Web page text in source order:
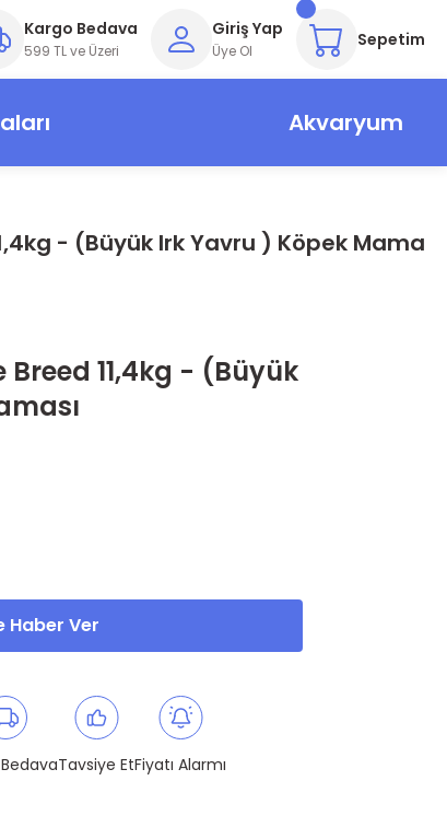
Kargo Bedava
599 TL ve Üzeri
Giriş Yap
Üye Ol
Sepetim
Akvaryum
- (Büyük Irk Yavru ) Köpek Maması
Breed 11,4kg - (Büyük
Haber Ver
Tavsiye EtFiyatı Alarmı